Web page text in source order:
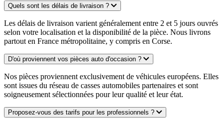
Quels sont les délais de livraison ?
Les délais de livraison varient généralement entre 2 et 5 jours ouvrés
selon votre localisation et la disponibilité de la pièce. Nous livrons
partout en France métropolitaine, y compris en Corse.
D'où proviennent vos pièces auto d'occasion ?
Nos pièces proviennent exclusivement de véhicules européens. Elles
sont issues du réseau de casses automobiles partenaires et sont
soigneusement sélectionnées pour leur qualité et leur état.
Proposez-vous des tarifs pour les professionnels ?